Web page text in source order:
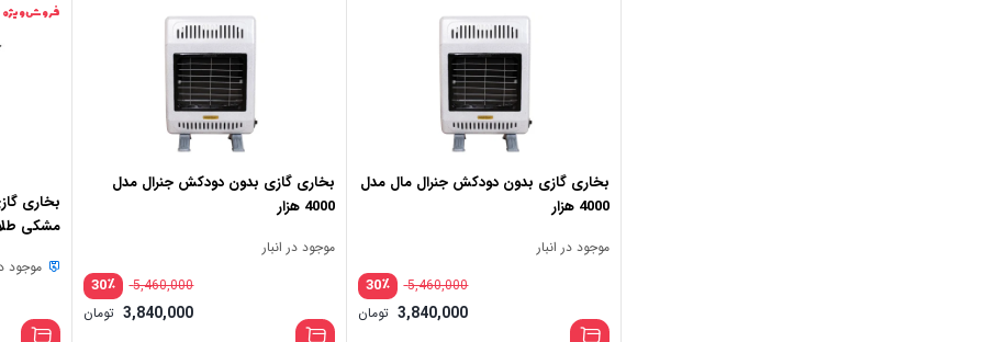
بخاری گازی بدون دودکش جنرال مال مدل
4000 هزار
موجود در انبار
٪30 5,460,000
3,840,000 تومان
بخاری گازی بدون دودکش جنرال مدل
4000 هزار
موجود در انبار
٪30 5,460,000
3,840,000 تومان
فروش ویژه
مشکی
موجود